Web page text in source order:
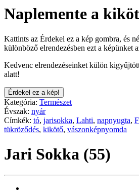
Naplemente a
Kattints az Érdekel ez a kép gombra, és
különböző elrendezésben ezt a képünket
Kedvenc elrendezéseinket külön
alatt!
Érdekel ez a kép!
Kategória: Természet
Évszak: nyár
Címkék: tó, jarisokka, Lahti, napnyugta,
tükröződés, kikötő, vászonképnyomda
Jari Sokka (55)